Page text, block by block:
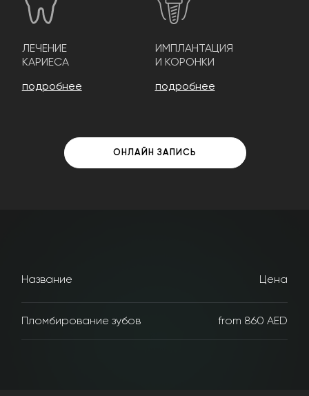
ЛЕЧЕНИЕ
КАРИЕСА
подробнее
ИМПЛАНТАЦИЯ
И КОРОНКИ
подробнее
ОНЛАЙН ЗАПИСЬ
Название Цена
Пломбирование зубов from 860 AED